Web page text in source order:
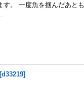
す。 一度魚を掴んだあとも
[d33219]